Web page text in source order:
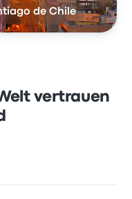
de Chile
vertrauen